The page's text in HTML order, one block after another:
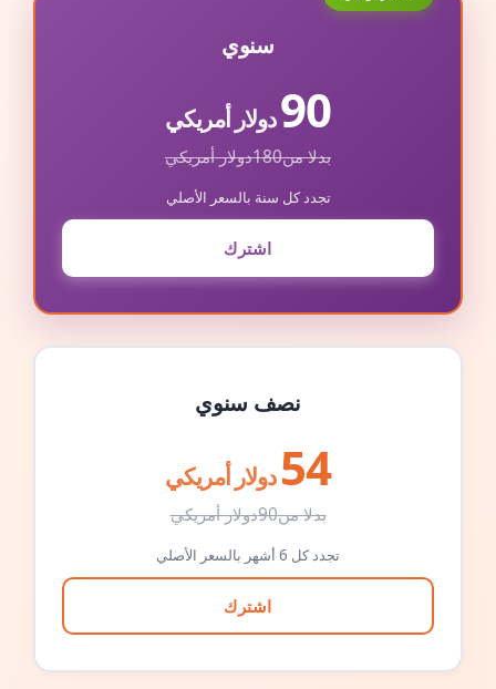
سنوي
90دولار أمريكي
بدلا من180دولار أمريكي
تجدد كل سنة بالسعر الأصلي
اشترك
نصف سنوي
54 دولار أمريكي
بدلا من90دولار أمريكي
تجدد كل 6 أشهر بالسعر الأصلي
اشترك